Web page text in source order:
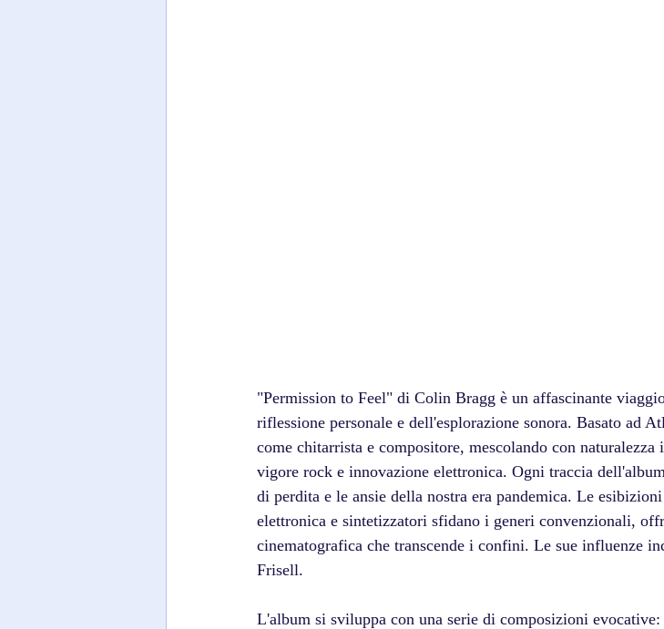
"Permission to Feel" di Colin Bragg è un affascinante
riflessione personale e dell'esplorazione sonora. Basato ad
come chitarrista e compositore, mescolando con
vigore rock e innovazione elettronica. Ogni traccia
di perdita e le ansie della nostra era pandemica. Le
elettronica e sintetizzatori sfidano i generi convenzionali,
cinematografica che transcende i confini. Le sue influenze
Frisell.
L'album si sviluppa con una serie di composizioni